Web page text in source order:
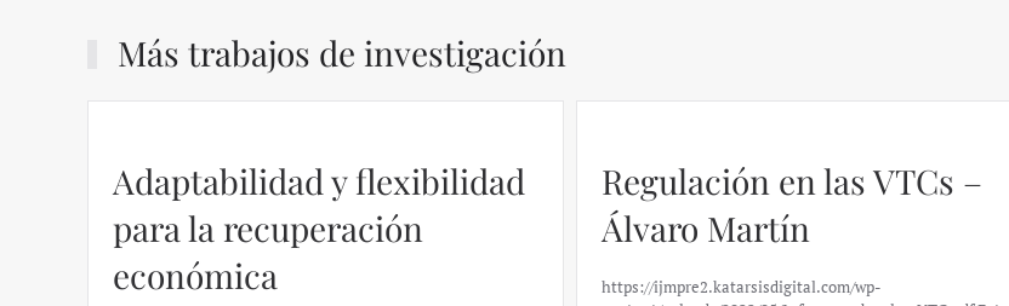
Más trabajos de investigación
Adaptabilidad y flexibilidad
para la recuperación
económica
Regulación en las VTCs –
Álvaro Martín
https://ijmpre2.katarsisdigital.com/wp-